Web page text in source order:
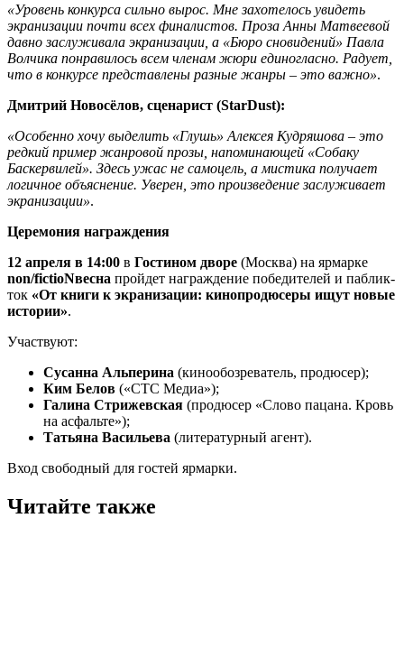
«Уровень конкурса сильно вырос. Мне захотелось увидеть
экранизации почти всех финалистов. Проза Анны Матвеевой
давно заслуживала экранизации, а «Бюро сновидений» Павла
Волчика понравилось всем членам жюри единогласно. Радует,
что в конкурсе представлены разные жанры – это важно».
Дмитрий Новосёлов, сценарист (StarDust):
«Особенно хочу выделить «Глушь» Алексея Кудряшова – это
редкий пример жанровой прозы, напоминающей «Собаку
Баскервилей». Здесь ужас не самоцель, а мистика получает
логичное объяснение. Уверен, это произведение заслуживает
экранизации».
Церемония награждения
12 апреля в 14:00 в Гостином дворе (Москва) на ярмарке
non/fictioNвесна пройдет награждение победителей и паблик-
ток «От книги к экранизации: кинопродюсеры ищут новые
истории».
Участвуют:
Сусанна Альперина (кинообозреватель, продюсер);
Ким Белов («СТС Медиа»);
Галина Стрижевская (продюсер «Слово пацана. Кровь
на асфальте»);
Татьяна Васильева (литературный агент).
Вход свободный для гостей ярмарки.
Читайте также